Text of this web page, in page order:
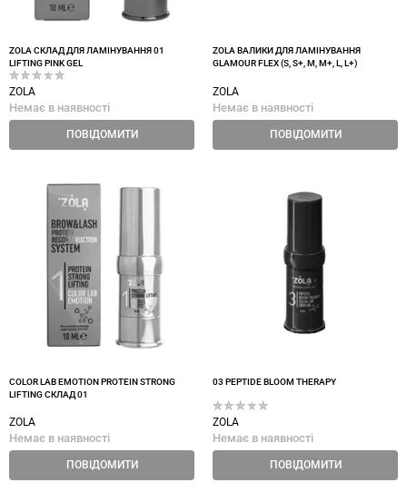
ZOLA СКЛАД ДЛЯ ЛАМІНУВАННЯ 01
LIFTING PINK GEL
ZOLA
Немає в наявності
ПОВІДОМИТИ
ZOLA ВАЛИКИ ДЛЯ ЛАМІНУВАННЯ
GLAMOUR FLEX (S, S+, M, M+, L, L+)
ZOLA
Немає в наявності
ПОВІДОМИТИ
COLOR LAB EMOTION PROTEIN STRONG
LIFTING СКЛАД 01
ZOLA
Немає в наявності
ПОВІДОМИТИ
03 PEPTIDE BLOOM THERAPY
ZOLA
Немає в наявності
ПОВІДОМИТИ